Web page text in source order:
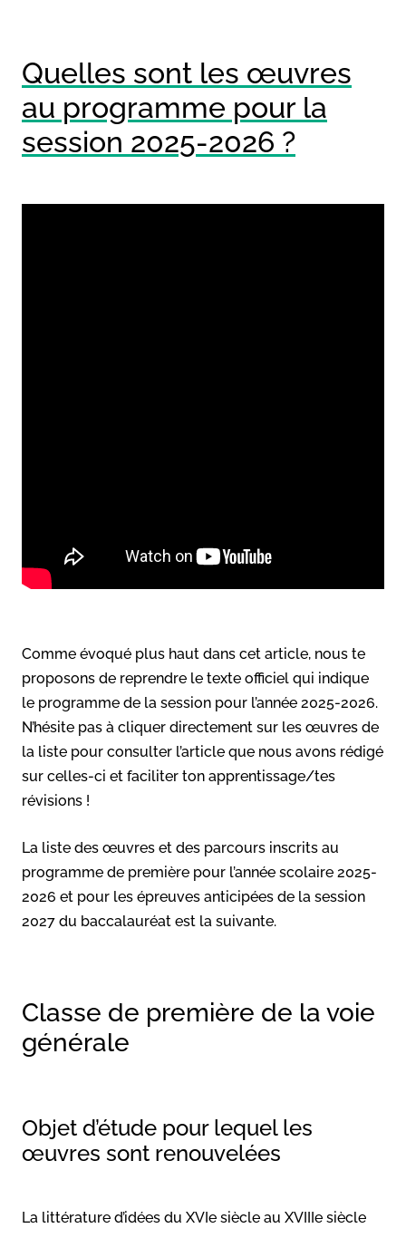
Quelles sont les œuvres
au programme pour la
session 2025-2026 ?
Comme évoqué plus haut dans cet article, nous te
proposons de reprendre le texte officiel qui indique
le programme de la session pour l’année 2025-2026.
N’hésite pas à cliquer directement sur les œuvres de
la liste pour consulter l’article que nous avons rédigé
sur celles-ci et faciliter ton apprentissage/tes
révisions !
La liste des œuvres et des parcours inscrits au
programme de première pour l’année scolaire 2025-
2026 et pour les épreuves anticipées de la session
2027 du baccalauréat est la suivante.
Classe de première de la voie
générale
Objet d’étude pour lequel les
œuvres sont renouvelées
La littérature d’idées du XVIe siècle au XVIIIe siècle